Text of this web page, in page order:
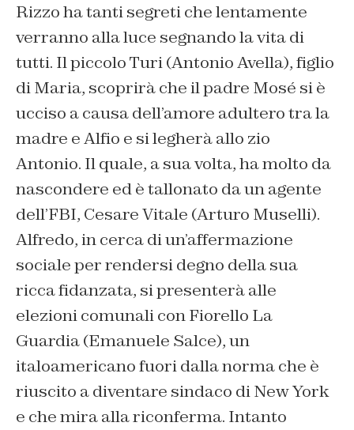
Rizzo ha tanti segreti che lentamente
verranno alla luce segnando la vita di
tutti. Il piccolo Turi (Antonio Avella), figlio
di Maria, scoprirà che il padre Mosé si è
ucciso a causa dell’amore adultero tra la
madre e Alfio e si legherà allo zio
Antonio. Il quale, a sua volta, ha molto da
nascondere ed è tallonato da un agente
dell’FBI, Cesare Vitale (Arturo Muselli).
Alfredo, in cerca di un’affermazione
sociale per rendersi degno della sua
ricca fidanzata, si presenterà alle
elezioni comunali con Fiorello La
Guardia (Emanuele Salce), un
italoamericano fuori dalla norma che è
riuscito a diventare sindaco di New York
e che mira alla riconferma. Intanto